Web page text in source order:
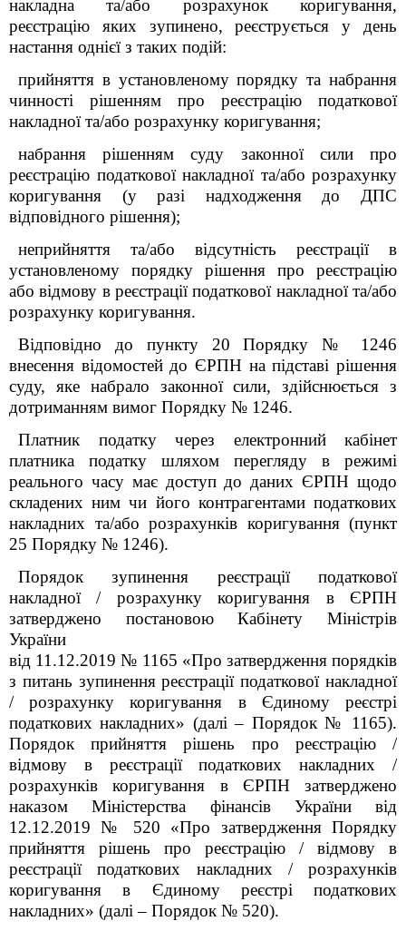
накладна та/або розрахунок коригування,
реєстрацію яких зупинено, реєструється у день
настання однієї з таких подій:
прийняття в установленому порядку та набрання
чинності рішенням про реєстрацію податкової
накладної та/або розрахунку коригування;
набрання рішенням суду законної сили про
реєстрацію податкової накладної та/або розрахунку
коригування (у разі надходження до ДПС
відповідного рішення);
неприйняття та/або відсутність реєстрації в
установленому порядку рішення про реєстрацію
або відмову в реєстрації податкової накладної та/або
розрахунку коригування.
Відповідно до пункту 20 Порядку № 1246
внесення відомостей до ЄРПН на підставі рішення
суду, яке набрало законної сили, здійснюється з
дотриманням вимог Порядку № 1246.
Платник податку через електронний кабінет
платника податку шляхом перегляду в режимі
реального часу має доступ до даних ЄРПН щодо
складених ним чи його контрагентами податкових
накладних та/або розрахунків коригування (пункт
25 Порядку № 1246).
Порядок зупинення реєстрації податкової
накладної / розрахунку коригування в ЄРПН
затверджено постановою Кабінету Міністрів
України
від 11.12.2019 № 1165 «Про затвердження порядків
з питань зупинення реєстрації податкової накладної
/ розрахунку коригування в Єдиному реєстрі
податкових накладних» (далі – Порядок № 1165).
Порядок прийняття рішень про реєстрацію /
відмову в реєстрації податкових накладних /
розрахунків коригування в ЄРПН затверджено
наказом Міністерства фінансів України від
12.12.2019 № 520 «Про затвердження Порядку
прийняття рішень про реєстрацію / відмову в
реєстрації податкових накладних / розрахунків
коригування в Єдиному реєстрі податкових
накладних» (далі – Порядок № 520).